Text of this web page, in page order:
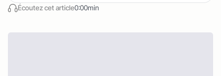
Écoutez cet article0:00min